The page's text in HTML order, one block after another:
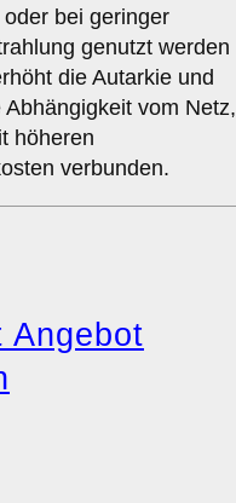
bei geringer
genutzt werden
die Autarkie und
Abhängigkeit vom Netz,
höheren
verbunden.